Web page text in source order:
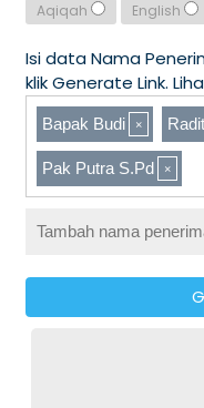
Aqiqah
English
Isi data Nama
klik Generate Link.
Bapak Budi
Pak Putra S.Pd